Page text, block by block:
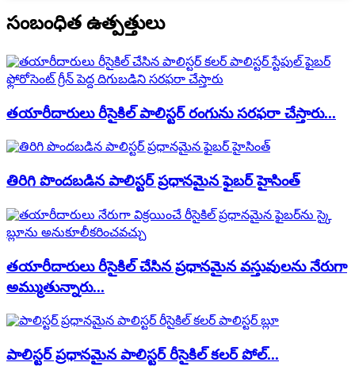
సంబంధిత ఉత్పత్తులు
తయారీదారులు రీసైకిల్ పాలిస్టర్ రంగును సరఫరా చేస్తారు...
తిరిగి పొందబడిన పాలిస్టర్ ప్రధానమైన ఫైబర్ హైసింత్
తయారీదారులు రీసైకిల్ చేసిన ప్రధానమైన వస్తువులను నేరుగా
అమ్ముతున్నారు...
పాలిస్టర్ ప్రధానమైన పాలిస్టర్ రీసైకిల్ కలర్ పోల్...